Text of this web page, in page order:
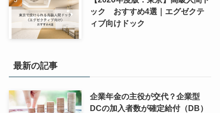
ック おすすめ4選｜エグゼクテ
ィブ向けドック
最新の記事
企業年金の主役が交代？企業型
DCの加入者数が確定給付（DB）